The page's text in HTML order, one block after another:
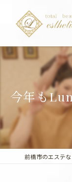
今年も